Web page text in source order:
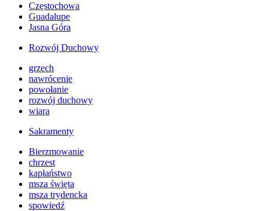
Częstochowa
Guadalupe
Jasna Góra
Rozwój Duchowy
grzech
nawrócenie
powołanie
rozwój duchowy
wiara
Sakramenty
Bierzmowanie
chrzest
kapłaństwo
msza święta
msza trydencka
spowiedź